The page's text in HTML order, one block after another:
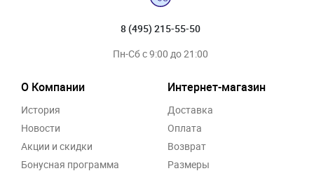
8 (495) 215-55-50
Пн-Сб с 9:00 до 21:00
О Компании
История
Новости
Акции и скидки
Бонусная программа
Интернет-магазин
Доставка
Оплата
Возврат
Размеры